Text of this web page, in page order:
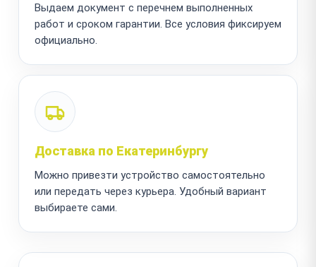
Выдаем документ с перечнем выполненных
работ и сроком гарантии. Все условия фиксируем
официально.
Доставка по Екатеринбургу
Можно привезти устройство самостоятельно
или передать через курьера. Удобный вариант
выбираете сами.